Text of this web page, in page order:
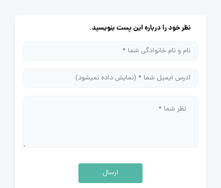
نظر خود را درباره این پست بنویسید.
ارسال